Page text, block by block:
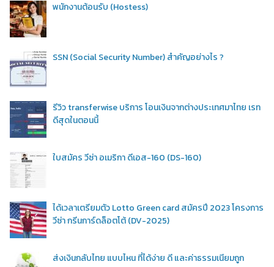
พนักงานต้อนรับ (Hostess)
SSN (Social Security Number) สำคัญอย่างไร ?
รีวิว transferwise บริการ โอนเงินจากต่างประเทศมาไทย เรท
ดีสุดในตอนนี้
ใบสมัคร วีซ่า อเมริกา ดีเอส-160 (DS-160)
ได้เวลาเตรียมตัว Lotto Green card สมัครปี 2023 โครงการ
วีซ่า กรีนการ์ดล็อตโต้ (DV-2025)
ส่งเงินกลับไทย แบบไหน ที่ได้ง่าย ดี และค่าธรรมเนียมถูก